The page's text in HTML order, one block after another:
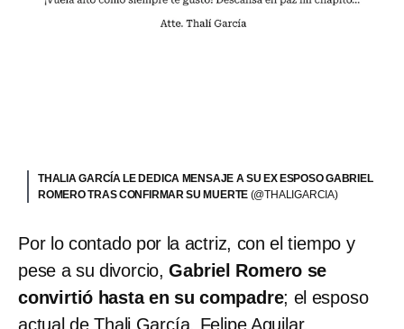
THALIA GARCÍA LE DEDICA MENSAJE A SU EX ESPOSO GABRIEL
ROMERO TRAS CONFIRMAR SU MUERTE (@THALIGARCIA)
Por lo contado por la actriz, con el tiempo y
pese a su divorcio,Gabriel Romero se
convirtió hasta en su compadre; el esposo
actual de Thali García, Felipe Aguilar,